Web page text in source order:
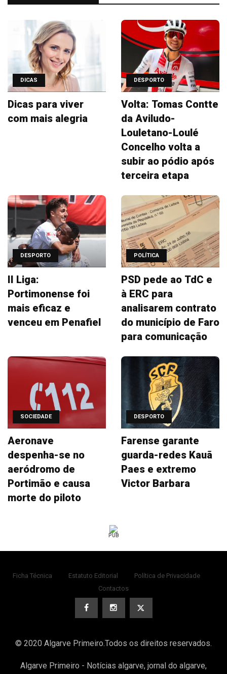
DICAS
Dicas para viver
com mais alegria
DESPORTO
Volta: Tomas Contte
da Aviludo-
Louletano-Loulé
Concelho volta a
subir ao pódio após
terceira etapa
DESPORTO
II Liga:
Portimonense foi
mais eficaz e
venceu em Penafiel
POLÍTICA
PSD pede ao TdC e
à ERC para
analisarem contrato
do município de Faro
para comunicação
SOCIEDADE
Aeronave
despenha-se no
aeródromo de
Portimão e causa
morte do piloto
DESPORTO
Farense garante
guarda-redes Kauã
Paes e extremo
Victor Barbara
PUB
Ficha Técnica Estatuto Editorial
Política de Privacidade
Contactos
© 2020 Algarve Primeiro.Todos os direitos reservados.
Algarve Primeiro - Notícias algarve, jornal do algarve,